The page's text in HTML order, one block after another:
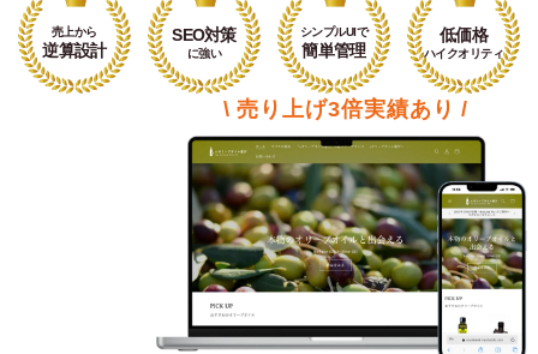
SERVICE
事業概要
売上から
逆算設計
SEO対策
に強い
シンプルUIで
簡単管理
低価格
ハイクオリティ
\ 売り上げ3倍実績あり /